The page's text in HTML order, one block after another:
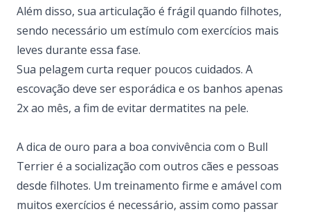
Além disso, sua articulação é frágil quando filhotes,
sendo necessário um estímulo com exercícios mais
leves durante essa fase.
Sua pelagem curta requer poucos cuidados. A
escovação deve ser esporádica e os banhos apenas
2x ao mês, a fim de evitar dermatites na pele.
A dica de ouro para a boa convivência com o Bull
Terrier é a socialização com outros cães e pessoas
desde filhotes. Um treinamento firme e amável com
muitos exercícios é necessário, assim como passar